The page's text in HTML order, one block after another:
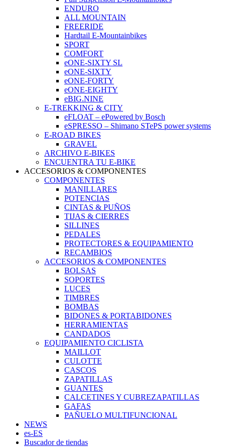
ENDURO
ALL MOUNTAIN
FREERIDE
Hardtail E-Mountainbikes
SPORT
COMFORT
eONE-SIXTY SL
eONE-SIXTY
eONE-FORTY
eONE-EIGHTY
eBIG.NINE
E-TREKKING & CITY
eFLOAT – ePowered by Bosch
eSPRESSO – Shimano STePS power systems
E-ROAD BIKES
GRAVEL
ARCHIVO E-BIKES
ENCUENTRA TU E-BIKE
ACCESORIOS & COMPONENTES
COMPONENTES
MANILLARES
POTENCIAS
CINTAS & PUÑOS
TIJAS & CIERRES
SILLINES
PEDALES
PROTECTORES & EQUIPAMIENTO
RECAMBIOS
ACCESORIOS & COMPONENTES
BOLSAS
SOPORTES
LUCES
TIMBRES
BOMBAS
BIDONES & PORTABIDONES
HERRAMIENTAS
CANDADOS
EQUIPAMIENTO CICLISTA
MAILLOT
CULOTTE
CASCOS
ZAPATILLAS
GUANTES
CALCETINES Y CUBREZAPATILLAS
GAFAS
PAÑUELO MULTIFUNCIONAL
NEWS
es-ES
Buscador de tiendas